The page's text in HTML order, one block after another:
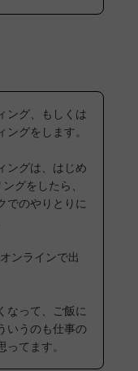
ング、もしくは
ングをします。
ングは、はじめ
グをしたら、
でのやりとりに
ンラインで出
なって、ご飯に
いうのも仕事の
てます。